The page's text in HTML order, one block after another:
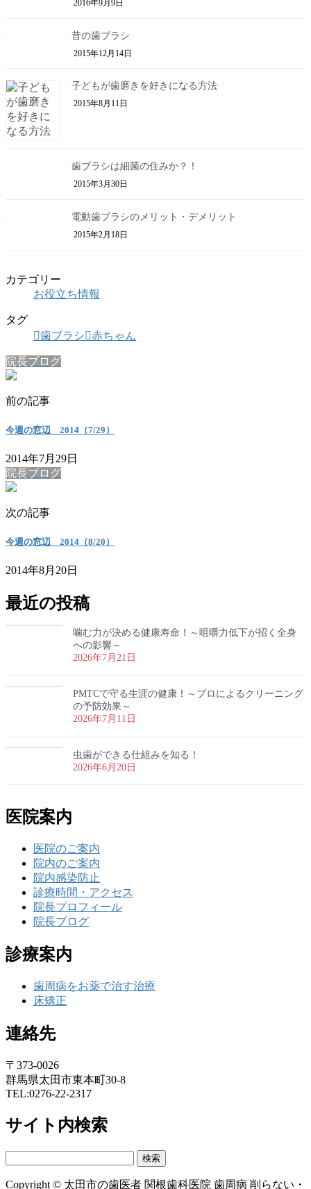
2016年9月9日
昔の歯ブラシ
2015年12月14日
子どもが歯磨きを好きになる方法
2015年8月11日
歯ブラシは細菌の住みか？！
2015年3月30日
電動歯ブラシのメリット・デメリット
2015年2月18日
カテゴリー
お役立ち情報
タグ
歯ブラシ
赤ちゃん
院長ブログ
前の記事
今週の窓辺 2014（7/29）
2014年7月29日
院長ブログ
次の記事
今週の窓辺 2014（8/20）
2014年8月20日
最近の投稿
噛む力が決める健康寿命！～咀嚼力低下が招く全身
への影響～
2026年7月21日
PMTCで守る生涯の健康！～プロによるクリーニング
の予防効果～
2026年7月11日
虫歯ができる仕組みを知る！
2026年6月20日
医院案内
医院のご案内
院内のご案内
院内感染防止
診療時間・アクセス
院長プロフィール
院長ブログ
診療案内
歯周病をお薬で治す治療
床矯正
連絡先
〒373-0026
群馬県太田市東本町30-8
TEL:0276-22-2317
サイト内検索
Copyright © 太田市の歯医者 関根歯科医院 歯周病 削らない・